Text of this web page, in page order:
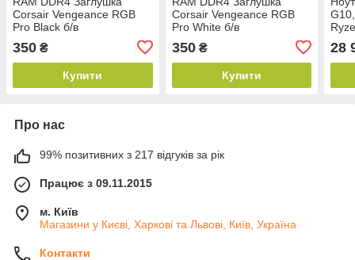
Corsair Vengeance RGB
Pro Black б/в
350 ₴
Купити
Corsair Vengeance RGB
Pro White б/в
350₴
Купити
28
Про нас
99% позитивних з 217 відгуків за рік
Працює з 09.11.2015
м. Київ
Магазини у Києві, Харкові та Львові, Київ, Україна
Контакти